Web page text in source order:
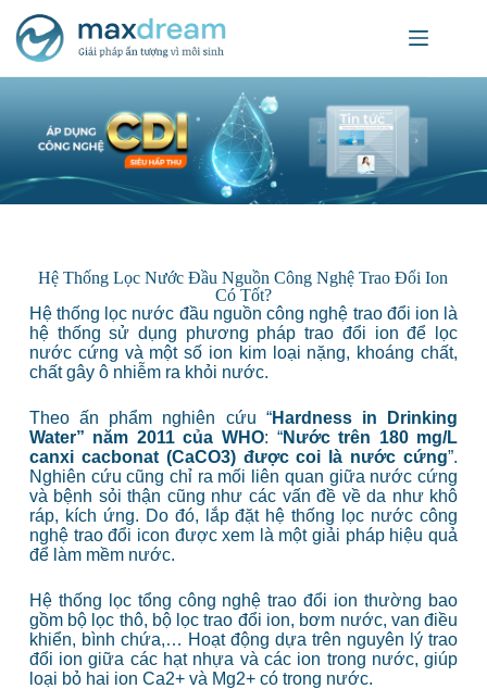
Hệ Thống Lọc Nước Đầu Nguồn Công Nghệ Trao Đổi Ion
Có Tốt?
Hệ thống lọc nước đầu nguồn công nghệ trao đổi ion là
hệ thống sử dụng phương pháp trao đổi ion để lọc
nước cứng và một số ion kim loại nặng, khoáng chất,
chất gây ô nhiễm ra khỏi nước.
Theo ấn phẩm nghiên cứu “Hardness in Drinking
Water” năm 2011 của WHO: “Nước trên 180 mg/L
canxi cacbonat (CaCO3) được coi là nước cứng”.
Nghiên cứu cũng chỉ ra mối liên quan giữa nước cứng
và bệnh sỏi thận cũng như các vấn đề về da như khô
ráp, kích ứng. Do đó, lắp đặt hệ thống lọc nước công
nghệ trao đổi icon được xem là một giải pháp hiệu quả
để làm mềm nước.
Hệ thống lọc tổng công nghệ trao đổi ion thường bao
gồm bộ lọc thô, bộ lọc trao đổi ion, bơm nước, van điều
khiển, bình chứa,… Hoạt động dựa trên nguyên lý trao
đổi ion giữa các hạt nhựa và các ion trong nước, giúp
loại bỏ hai ion Ca2+ và Mg2+ có trong nước.